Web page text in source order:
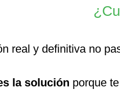
real y definitiva no
la solución porque